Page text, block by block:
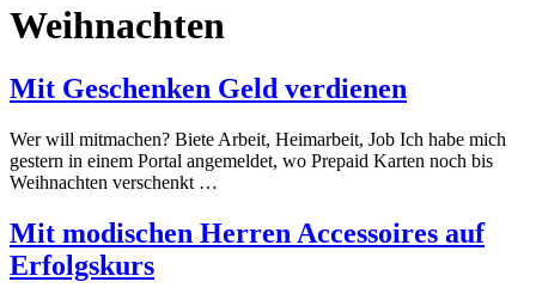
Weihnachten
Mit Geschenken Geld verdienen
Wer will mitmachen? Biete Arbeit, Heimarbeit, Job Ich habe mich
gestern in einem Portal angemeldet, wo Prepaid Karten noch bis
Weihnachten verschenkt …
Mit modischen Herren Accessoires auf
Erfolgskurs